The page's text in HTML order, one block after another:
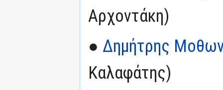
Αρχοντάκη)
● Δημήτρης
Καλαφάτης)